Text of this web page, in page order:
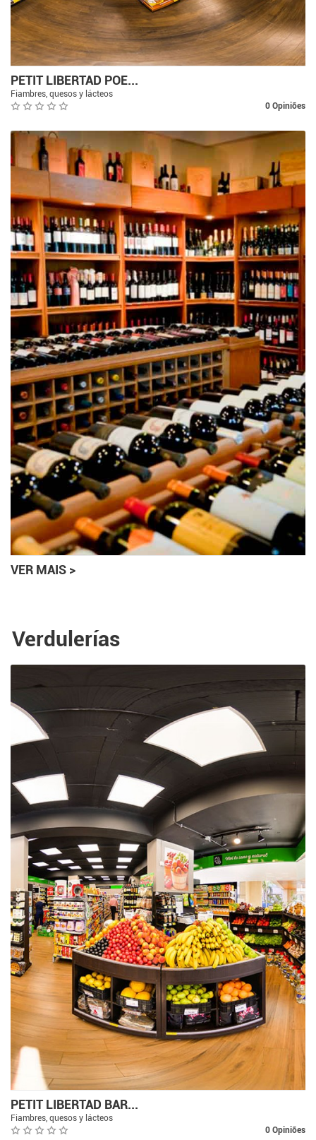
PETIT LIBERTAD POE...
Fiambres, quesos y lácteos
0 Opiniões
VER MAIS >
Verdulerías
PETIT LIBERTAD BAR...
Fiambres, quesos y lácteos
0 Opiniões